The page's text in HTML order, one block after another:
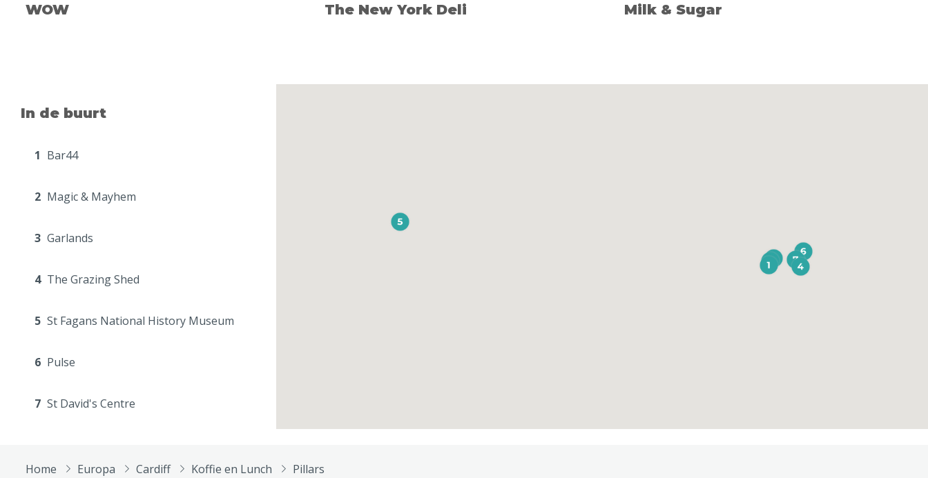
WOW The New York Deli Milk & Sugar
In de buurt
1 Bar44
2 Magic & Mayhem
3 Garlands
4 The Grazing Shed
5 St Fagans National History Museum
6 Pulse
7 St David's Centre
Home Europa Cardiff Koffie en Lunch Pillars